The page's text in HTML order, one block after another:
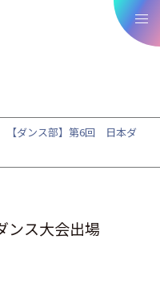
【ダンス部】第6回 日本ダ
ンス大会出場